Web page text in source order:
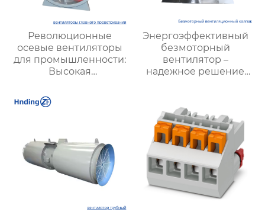
Революционные
осевые вентиляторы
для промышленности:
Высокая
мощные решения для
вентиляции
Энергоэффективный
безмоторный
вентилятор –
надежное решение